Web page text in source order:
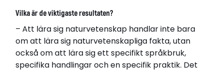
Vilka är de viktigaste resultaten?
– Att lära sig naturvetenskap handlar inte bara
om att lära sig naturvetenskapliga fakta, utan
också om att lära sig ett specifikt språkbruk,
specifika handlingar och en specifik praktik. Det